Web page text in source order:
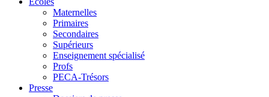
Maternelles
Primaires
Secondaires
Supérieurs
Enseignement spécialisé
Profs
PECA-Trésors
Presse